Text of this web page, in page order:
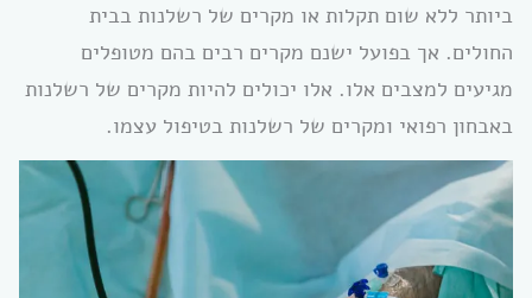
ביותר ללא שום תקלות או מקרים של רשלנות בבית
החולים. אך בפועל ישנם מקרים רבים בהם מטופלים
מגיעים למצבים אלו. אלו יכולים להיות מקרים של רשלנות
באבחון רפואי ומקרים של רשלנות בטיפול עצמו.